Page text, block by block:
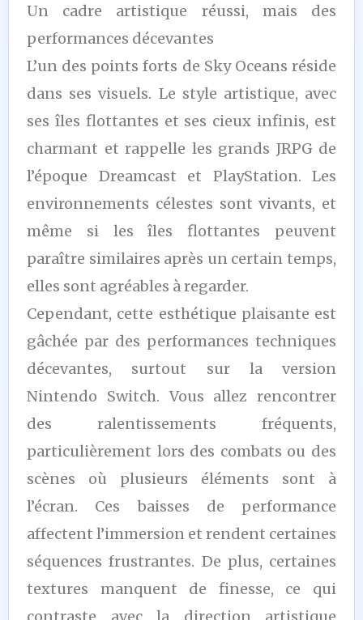
Un cadre artistique réussi, mais des
performances décevantes
L’un des points forts de Sky Oceans réside
dans ses visuels. Le style artistique, avec
ses îles flottantes et ses cieux infinis, est
charmant et rappelle les grands JRPG de
l’époque Dreamcast et PlayStation. Les
environnements célestes sont vivants, et
même si les îles flottantes peuvent
paraître similaires après un certain temps,
elles sont agréables à regarder.
Cependant, cette esthétique plaisante est
gâchée par des performances techniques
décevantes, surtout sur la version
Nintendo Switch. Vous allez rencontrer
des ralentissements fréquents,
particulièrement lors des combats ou des
scènes où plusieurs éléments sont à
l’écran. Ces baisses de performance
affectent l’immersion et rendent certaines
séquences frustrantes. De plus, certaines
textures manquent de finesse, ce qui